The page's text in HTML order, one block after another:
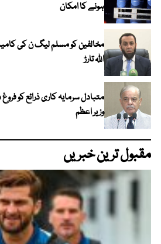
ہونے کا امکان
مخالفین کو مسلم لیگ ن کی
اللہ تارڑ
متبادل سرمایہ کاری ذرائع کو
وزیر اعظم
مقبول ترین خبریں